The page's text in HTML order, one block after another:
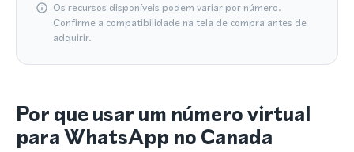
Os recursos disponíveis podem variar por número.
Confirme a compatibilidade na tela de compra antes de
adquirir.
Por que usar um número virtual
para WhatsApp no Canada